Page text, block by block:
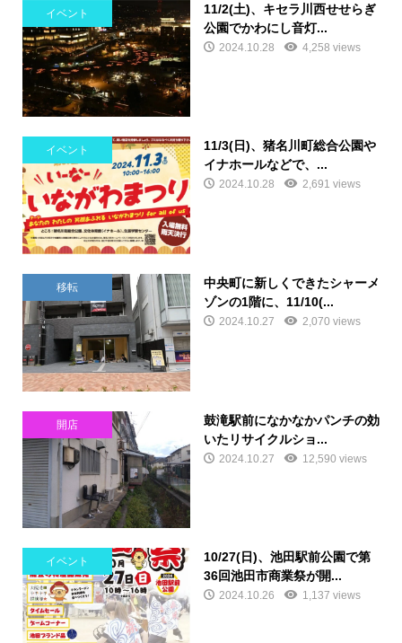
イベント
11/2(土)、キセラ川西せせらぎ
公園でかわにし音灯...
2024.10.28 4,258 views
イベント
11/3(日)、猪名川町総合公園や
イナホールなどで、...
2024.10.28 2,691 views
移転
中央町に新しくできたシャーメ
ゾンの1階に、11/10(...
2024.10.27 2,070 views
開店
鼓滝駅前になかなかパンチの効
いたリサイクルショ...
2024.10.27 12,590 views
イベント
10/27(日)、池田駅前公園で第
36回池田市商業祭が開...
2024.10.26 1,137 views